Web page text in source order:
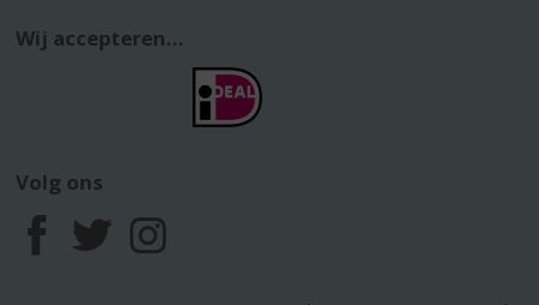
Wij accepteren...
Volg ons
F
T
I